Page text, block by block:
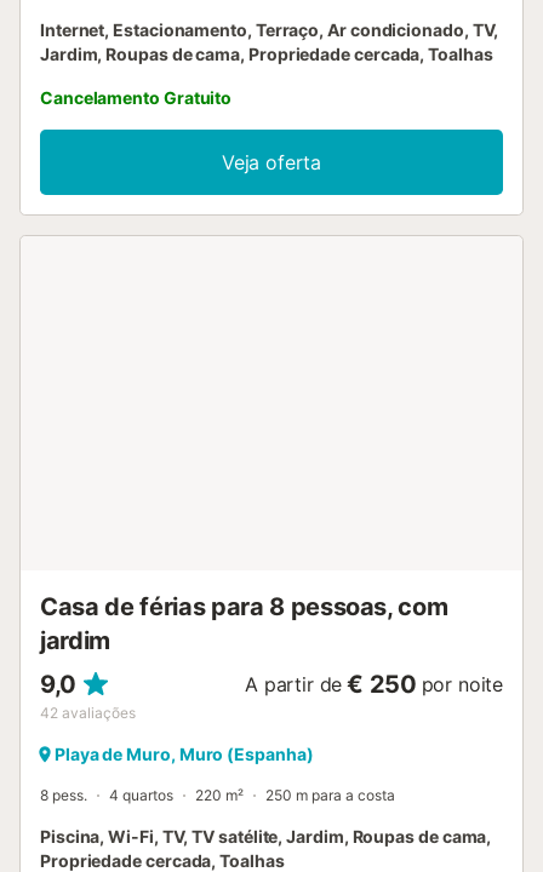
Internet, Estacionamento, Terraço, Ar condicionado, TV,
Jardim, Roupas de cama, Propriedade cercada, Toalhas
Cancelamento Gratuito
Veja oferta
Casa de férias para 8 pessoas, com
jardim
9,0
42 avaliações
A partir de € 250 por noite
Playa de Muro, Muro (Espanha)
8 pess. 4 quartos 220 m² 250 m para a costa
Piscina, Wi-Fi, TV, TV satélite, Jardim, Roupas de cama,
Propriedade cercada, Toalhas